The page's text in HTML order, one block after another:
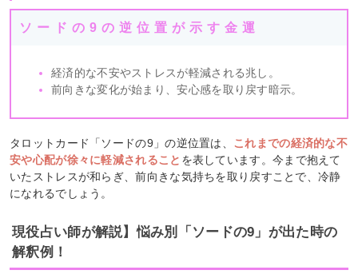
ソードの9の逆位置が示す金運
経済的な不安やストレスが軽減される兆し。
前向きな変化が始まり、安心感を取り戻す暗示。
タロットカード「ソードの9」の逆位置は、 これまでの経済的な不
安や心配が徐々に軽減されること を表しています。今まで抱えて
いたストレスが和らぎ、前向きな気持ちを取り戻すことで、冷静
になれるでしょう。
現役占い師が解説】悩み別「ソードの9」が出た時の
解釈例！